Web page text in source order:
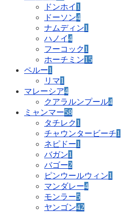
ドンホイ 1
ドーソン4
ナムディン1
ハノイ4
フーコック1
ホーチミン15
ペルー1
リマ1
マレーシア4
クアラルンプール4
ミャンマー58
タチレク1
チャウンタービーチ1
ネピドー1
バガン1
バゴー2
ピンウールウィン1
マンダレー4
モンラー5
ヤンゴン42